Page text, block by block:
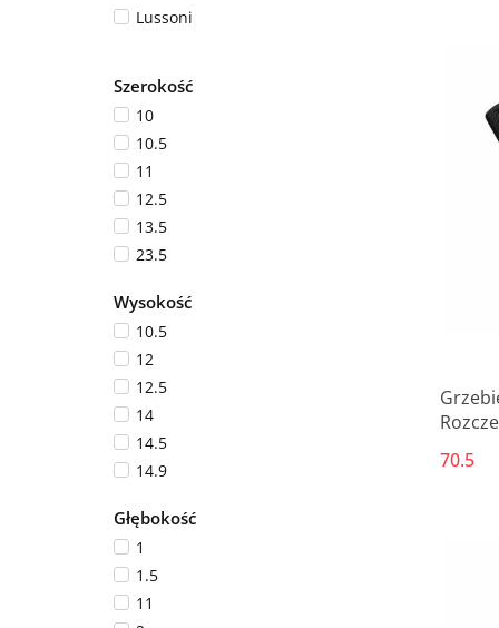
Lussoni
Szerokość
10
10.5
11
12.5
13.5
23.5
3.5
4
4.2
4.4
4.5
4.7
4.9
5.4
5.5
5.7
6
Wysokość
10.5
12
12.5
14
14.5
14.9
20.5
21
21.5
22.8
Głębokość
1
1.5
11
70.5